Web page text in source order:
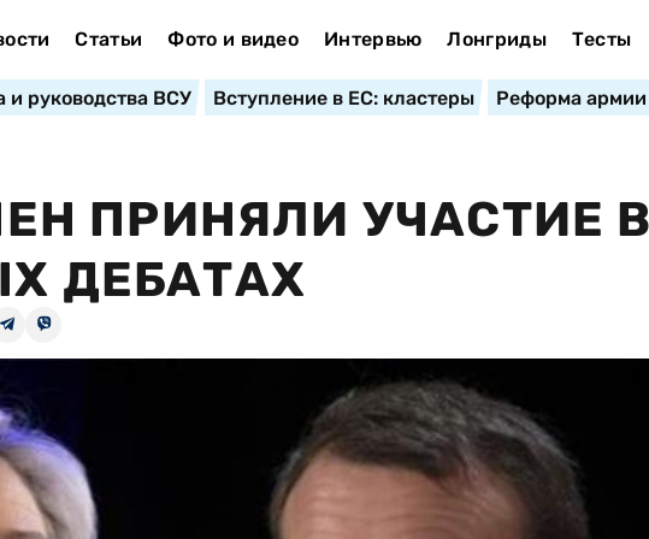
Статьи Фото и видео Интервью Лонгриды Тесты
и руководства ВСУ Вступление в ЕС: кластеры Реформа армии
ПРИНЯЛИ УЧАСТИЕ В
ДЕБАТАХ